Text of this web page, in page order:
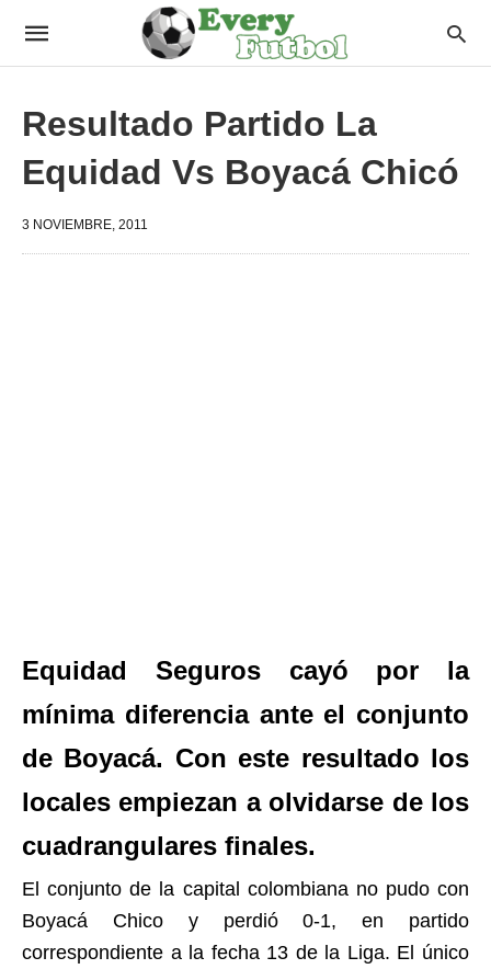
Resultado Partido La
Equidad Vs Boyacá Chicó
3 NOVIEMBRE, 2011
Equidad Seguros cayó por la
mínima diferencia ante el conjunto
de Boyacá. Con este resultado los
locales empiezan a olvidarse de los
cuadrangulares finales.
El conjunto de la capital colombiana no pudo con
Boyacá Chico y perdió 0-1, en partido
correspondiente a la fecha 13 de la Liga. El único